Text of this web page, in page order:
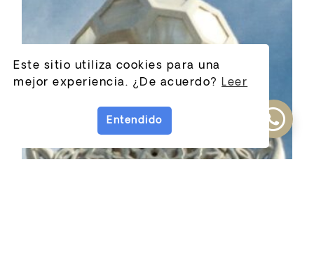
Este sitio utiliza cookies para una
mejor experiencia. ¿De acuerdo?Leer
Entendido